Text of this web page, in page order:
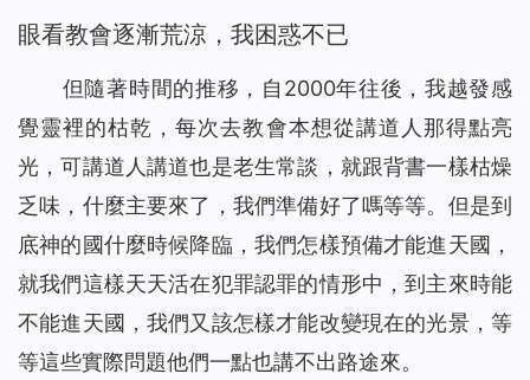
眼看教會逐漸荒涼，我困惑不已
但隨著時間的推移，自2000年往後，我越發感
覺靈裡的枯乾，每次去教會本想從講道人那得點亮
光，可講道人講道也是老生常談，就跟背書一樣枯燥
乏味，什麼主要來了，我們準備好了嗎等等。但是到
底神的國什麼時候降臨，我們怎樣預備才能進天國，
就我們這樣天天活在犯罪認罪的情形中，到主來時能
不能進天國，我們又該怎樣才能改變現在的光景，等
等這些實際問題他們一點也講不出路途來。